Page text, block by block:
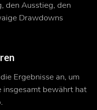
den Ausstieg, den
Drawdowns
Ergebnisse an, um
insgesamt bewährt hat